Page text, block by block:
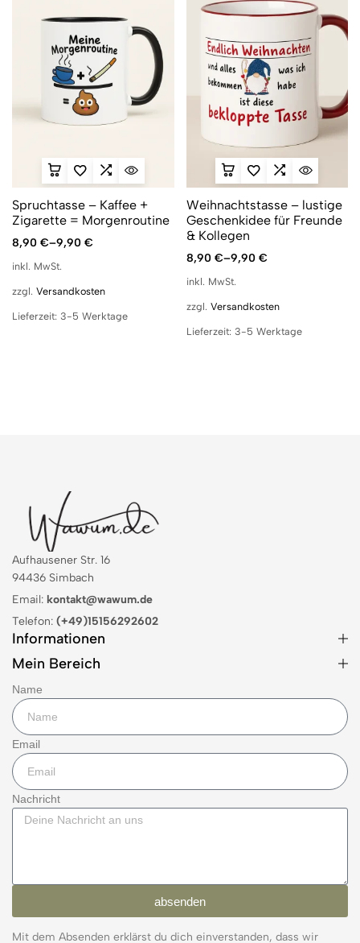
Spruchtasse – Kaffee +
Zigarette = Morgenroutine
8,90 €–9,90 €
inkl. MwSt.
zzgl. Versandkosten
Lieferzeit: 3-5 Werktage
Weihnachtstasse – lustige
Geschenkidee für Freunde
& Kollegen
8,90 €–9,90 €
inkl. MwSt.
zzgl. Versandkosten
Lieferzeit: 3-5 Werktage
Aufhausener Str. 16
94436 Simbach
Email: kontakt@wawum.de
Telefon: (+49)15156292602
Informationen
Mein Bereich
Name
Email
Nachricht
absenden
Mit dem Absenden erklärst du dich einverstanden, dass wir